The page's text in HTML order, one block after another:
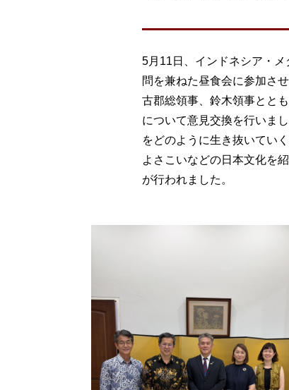
5月11日、インドネシア・
問を兼ねた昼食会に参加さ
古郡総領事、鈴木領事とと
について意見交換を行いま
をどのように生き抜いてい
よさこいなどの日本文化を
が行われました。